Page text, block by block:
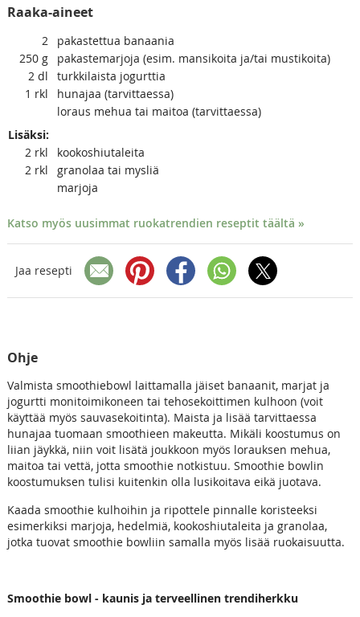
Raaka-aineet
2
pakastettua banaania
250 g
pakastemarjoja (esim. mansikoita ja/tai mustikoita)
2 dl
turkkilaista jogurttia
1 rkl
hunajaa (tarvittaessa)
loraus mehua tai maitoa (tarvittaessa)
Lisäksi:
2 rkl
kookoshiutaleita
2 rkl
granolaa tai mysliä
marjoja
Katso myös uusimmat ruokatrendien reseptit täältä »
Jaa resepti
Ohje
Valmista smoothiebowl laittamalla jäiset banaanit, marjat ja
jogurtti monitoimikoneen tai tehosekoittimen kulhoon (voit
käyttää myös sauvasekoitinta). Maista ja lisää tarvittaessa
hunajaa tuomaan smoothieen makeutta. Mikäli koostumus on
liian jäykkä, niin voit lisätä joukkoon myös lorauksen mehua,
maitoa tai vettä, jotta smoothie notkistuu. Smoothie bowlin
koostumuksen tulisi kuitenkin olla lusikoitava eikä juotava.
Kaada smoothie kulhoihin ja ripottele pinnalle koristeeksi
esimerkiksi marjoja, hedelmiä, kookoshiutaleita ja granolaa,
jotka tuovat smoothie bowliin samalla myös lisää ruokaisuutta.
Smoothie bowl - kaunis ja terveellinen trendiherkku